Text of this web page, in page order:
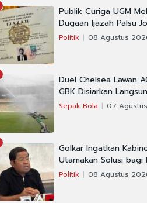
Publik Curiga UGM
Dugaan Ijazah Palsu
Politik 08 Agustus
Duel Chelsea Lawan
GBK Disiarkan
Sepak Bola 07
Golkar Ingatkan
Utamakan Solusi bagi
Politik 08 Agustus